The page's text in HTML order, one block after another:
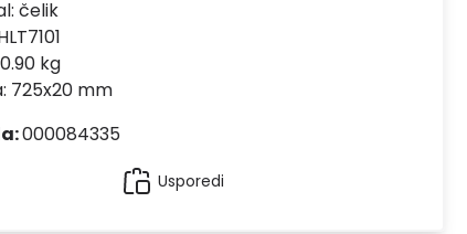
čelik
kg
725x20 mm
000084335
Usporedi